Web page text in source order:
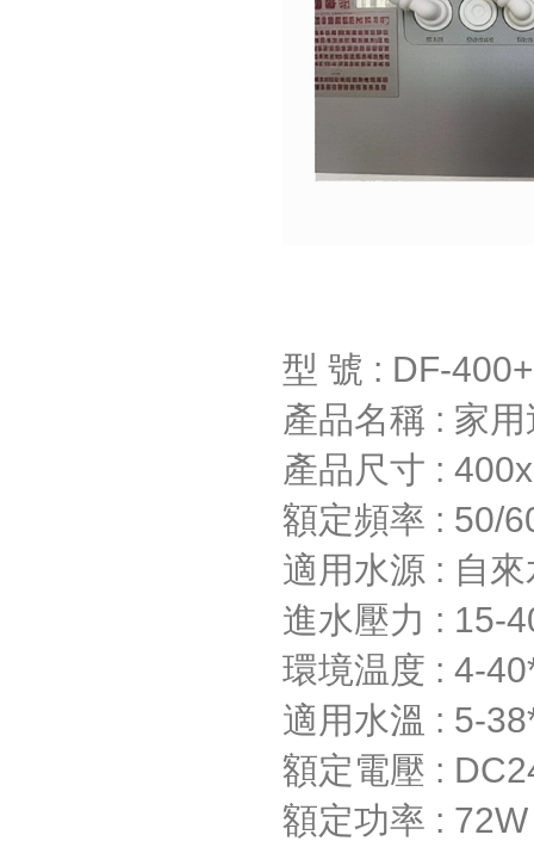
型 號 : DF-400+
產品名稱 : 家
產品尺寸 :
額定頻率 : 50/
適用水源 : 自來
進水壓力 : 15-
環境温度 : 4-
適用水溫 : 5-
額定電壓 :
額定功率 : 72W